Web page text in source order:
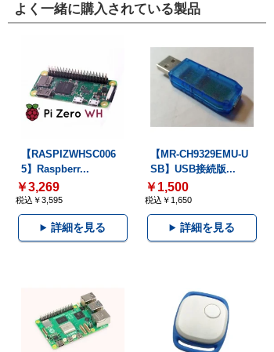
よく一緒に購入されている製品
【RASPIZWHSC006
5】Raspberr...
￥3,269
税込￥3,595
詳細を見る
【MR-CH9329EMU-U
SB】USB接続版...
￥1,500
税込￥1,650
詳細を見る